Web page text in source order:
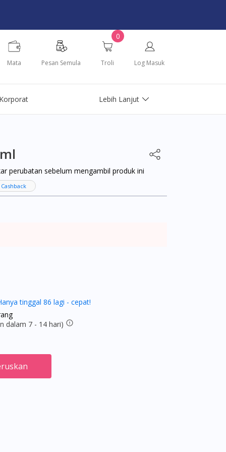
Mata Pesan Semula
0
Troli Log Masuk
Korporat Lebih Lanjut
perubatan sebelum mengambil produk ini
tinggal 86 lagi - cepat!
dalam 7 - 14 hari)